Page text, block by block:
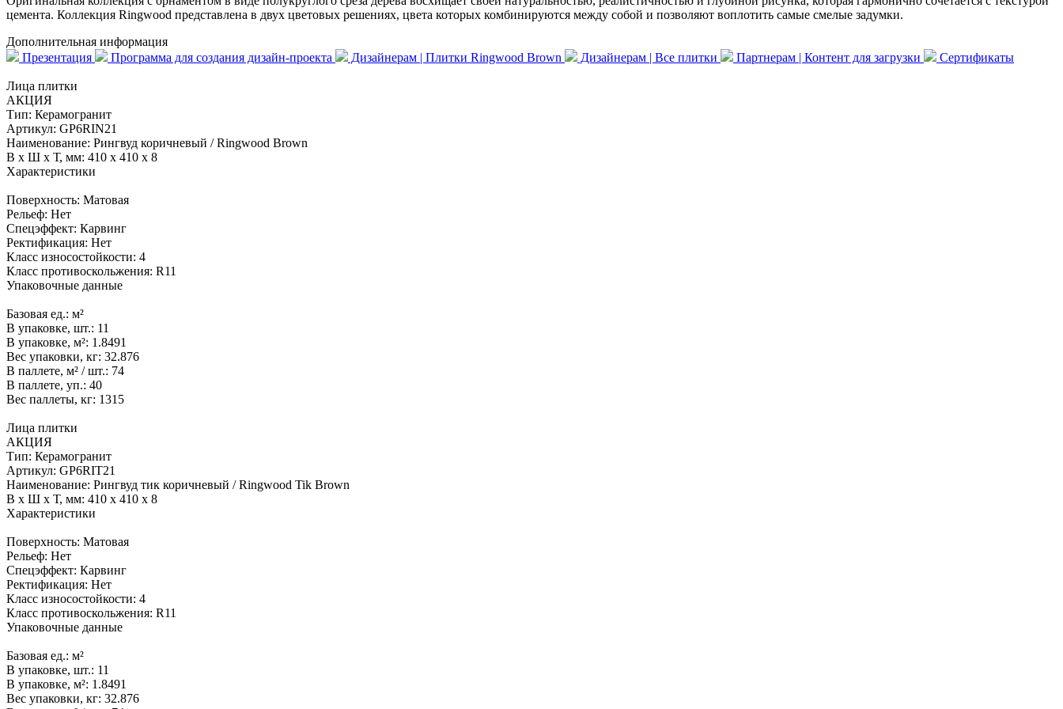
цемента. Коллекция Ringwood представлена в двух цветовых решениях, цвета которых комбинируются между собой и позволяют воплотить самые смелые задумки.
Дополнительная информация
Презентация
Программа для создания дизайн-проекта Дизайнерам | Плитки Ringwood Brown Дизайнерам | Все плитки Партнерам | Контент для загрузки Сертификаты
Лица плитки
АКЦИЯ
Тип: Керамогранит
Артикул: GP6RIN21
Наименование: Рингвуд коричневый / Ringwood Brown
В x Ш x Т, мм: 410 x 410 x 8
Характеристики
Поверхность: Матовая
Рельеф: Нет
Спецэффект: Карвинг
Ректификация: Нет
Класс износостойкости: 4
Класс противоскольжения: R11
Упаковочные данные
Базовая ед.: м²
В упаковке, шт.: 11
В упаковке, м²: 1.8491
Вес упаковки, кг: 32.876
В паллете, м² / шт.: 74
В паллете, уп.: 40
Вес паллеты, кг: 1315
Лица плитки
АКЦИЯ
Тип: Керамогранит
Артикул: GP6RIT21
Наименование: Рингвуд тик коричневый / Ringwood Tik Brown
В x Ш x Т, мм: 410 x 410 x 8
Характеристики
Поверхность: Матовая
Рельеф: Нет
Спецэффект: Карвинг
Ректификация: Нет
Класс износостойкости: 4
Класс противоскольжения: R11
Упаковочные данные
Базовая ед.: м²
В упаковке, шт.: 11
В упаковке, м²: 1.8491
Вес упаковки, кг: 32.876